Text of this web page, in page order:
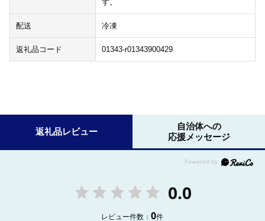
す。
配送 冷凍
返礼品コード 01343-r01343900429
返礼品レビュー
自治体への
応援メッセージ
0.0
レビュー件数：0件